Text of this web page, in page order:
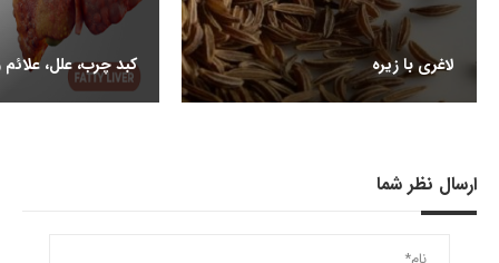
لاغری با زیره کبد چرب، علل،
ارسال نظر شما